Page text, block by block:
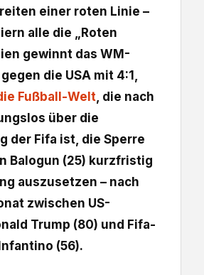
einer roten Linie –
alle die „Roten
gewinnt das WM-
die USA mit 4:1,
Fußball-Welt, die nach
über die
der Fifa ist, die Sperre
Balogun (25) kurzfristig
auszusetzen – nach
zwischen US-
Trump (80) und Fifa-
(56).